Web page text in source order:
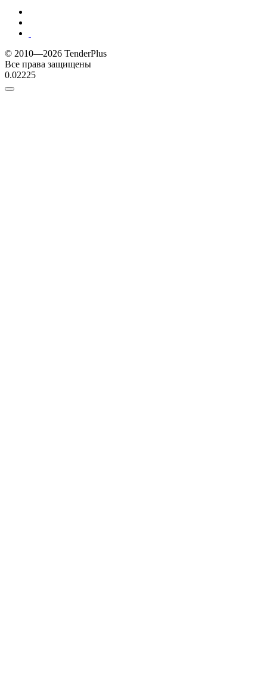
© 2010—2026 TenderPlus
Все права защищены
0.02225